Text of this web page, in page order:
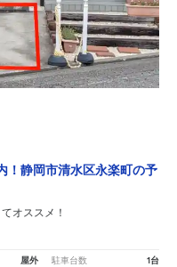
！静岡市清水区永楽町の予
オススメ！
屋外 駐車台数 1台